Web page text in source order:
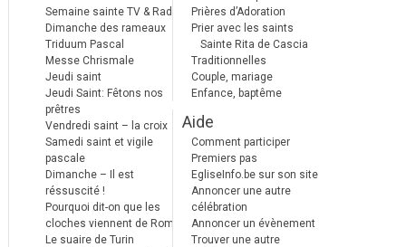
Semaine sainte TV & Radio
Dimanche des rameaux
Triduum Pascal
Messe Chrismale
Jeudi saint
Jeudi Saint: Fêtons nos
prêtres
Vendredi saint – la croix
Samedi saint et vigile
pascale
Dimanche – Il est
réssuscité !
Pourquoi dit-on que les
cloches viennent de Rome ?
Le suaire de Turin
Prières d’Adoration
Prier avec les saints
Sainte Rita de Cascia
Traditionnelles
Couple, mariage
Enfance, baptême
Aide
Comment participer
Premiers pas
EgliseInfo.be sur son site
Annoncer une autre
célébration
Annoncer un évènement
Trouver une autre